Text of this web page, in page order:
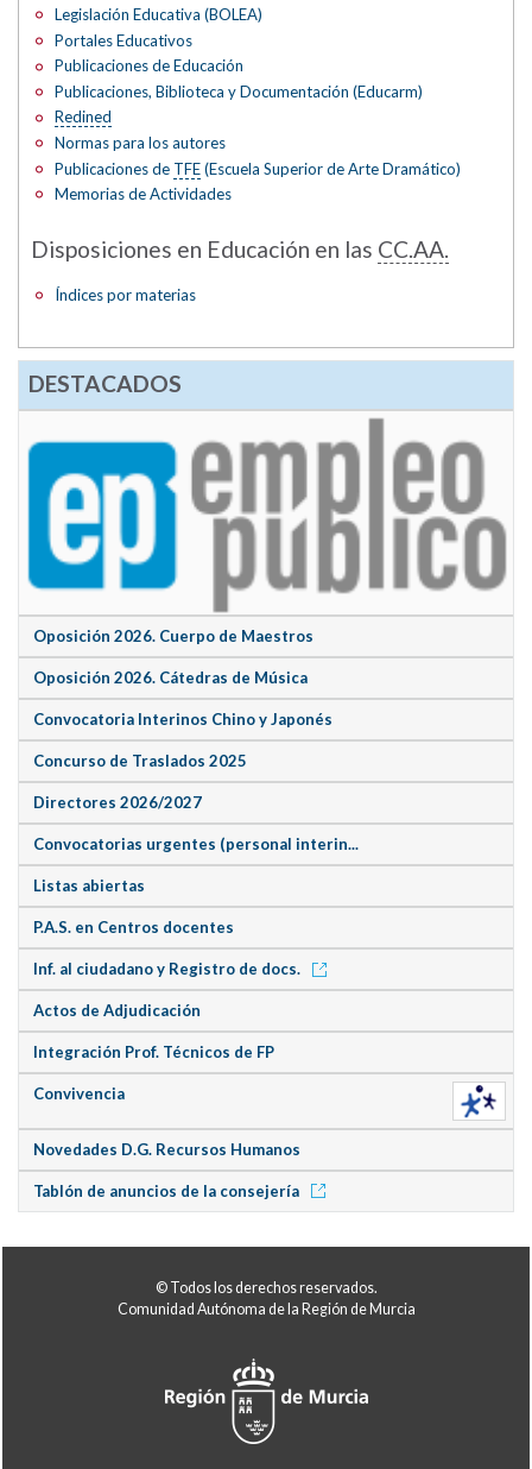
Legislación Educativa (BOLEA)
Portales Educativos
Publicaciones de Educación
Publicaciones, Biblioteca y Documentación (Educarm)
Redined
Normas para los autores
Publicaciones de TFE(Escuela Superior de Arte Dramático)
Memorias de Actividades
Disposiciones en Educación en las CC.AA.
Índices por materias
DESTACADOS
Oposición 2026. Cuerpo de Maestros
Oposición 2026. Cátedras de Música
Convocatoria Interinos Chino y Japonés
Concurso de Traslados 2025
Directores 2026/2027
Convocatorias urgentes (personal interin...
Listas abiertas
P.A.S. en Centros docentes
Inf. al ciudadano y Registro de docs.
Actos de Adjudicación
Integración Prof. Técnicos de FP
Convivencia
Novedades D.G. Recursos Humanos
Tablón de anuncios de la consejería
© Todos los derechos reservados.
Comunidad Autónoma de la Región de Murcia